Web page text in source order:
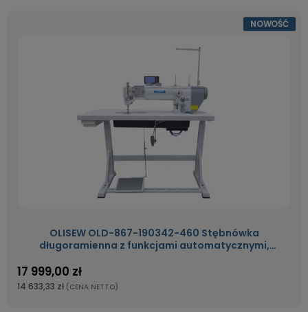
OLISEW OLD-867-190342-460 Stębnówka
długoramienna z funkcjami automatycznymi,
17 999,00 zł
14 633,33 zł (CENA NETTO)
NOWOŚĆ